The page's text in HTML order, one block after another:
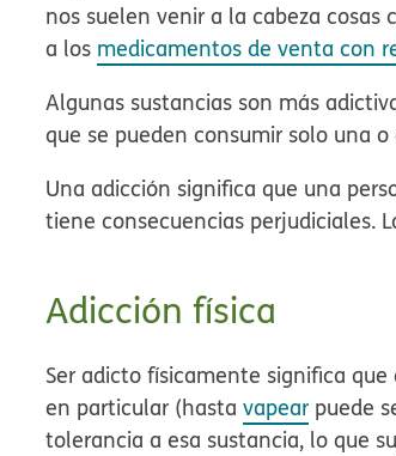
nos suelen venir a la cabeza
a los medicamentos de venta con
Algunas sustancias son más
que se pueden consumir solo una
Una adicción significa que una
tiene consecuencias perjudiciales.
Adicción física
Ser adicto físicamente significa
en particular (hastavapearpuede
tolerancia a esa sustancia, lo que